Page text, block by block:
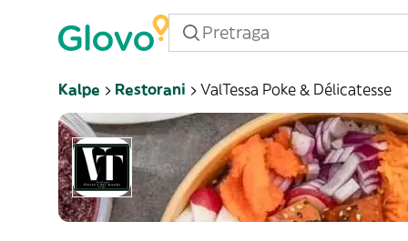
Kalpe Restorani ValTessa Poke & Délicatesse